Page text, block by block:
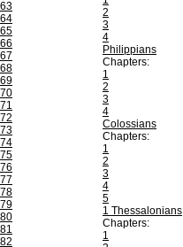
63
64
65
66
67
68
69
70
71
72
73
74
75
76
77
78
79
80
81
82
2
3
4
Philippians
Chapters:
1
2
3
4
Colossians
Chapters:
1
2
3
4
5
1 Thessalonians
Chapters:
1